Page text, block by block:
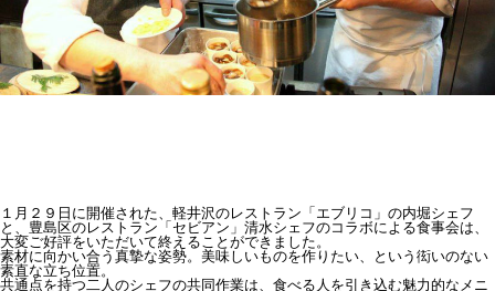
１月２９日に開催された、軽井沢のレストラン「エブリコ」の内堀シェフ
と、豊島区のレストラン「セビアン」清水シェフのコラボによる食事会は、
大変ご好評をいただいて終えることができました。
素材に向かい合う真摯な姿勢。美味しいものを作りたい、という衒いのない
素直な立ち位置。
共通点を持つ二人のシェフの共同作業は、食べる人を引き込む魅力的なメニ